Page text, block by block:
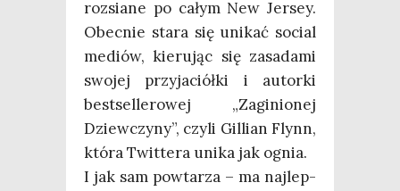
roz­sia­ne po całym New Jer­sey.
Obec­nie sta­ra się uni­kać social
mediów, kie­ru­jąc się zasa­da­mi
swo­jej przy­ja­ciół­ki i autor­ki
best­sel­le­ro­wej „Zagi­nio­nej
Dziew­czy­ny”, czy­li Gil­lian Flynn,
któ­ra Twit­te­ra uni­ka jak ognia.
I jak sam powta­rza – ma naj­lep­